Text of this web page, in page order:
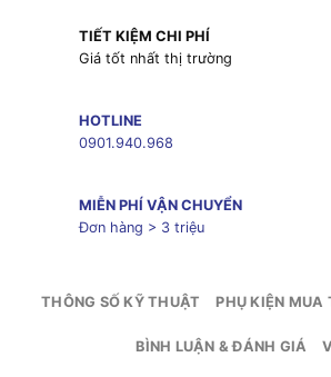
TIẾT KIỆM CHI PHÍ
Giá tốt nhất thị trường
HOTLINE
0901.940.968
MIỄN PHÍ VẬN CHUYỂN
Đơn hàng > 3 triệu
THÔNG SỐ KỸ THUẬT PHỤ KIỆN MUA
BÌNH LUẬN & ĐÁNH GIÁ